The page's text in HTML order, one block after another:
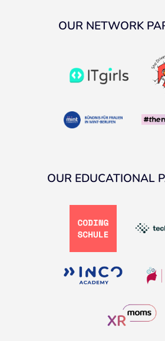
OUR NETWORK
OUR EDUCATIONAL